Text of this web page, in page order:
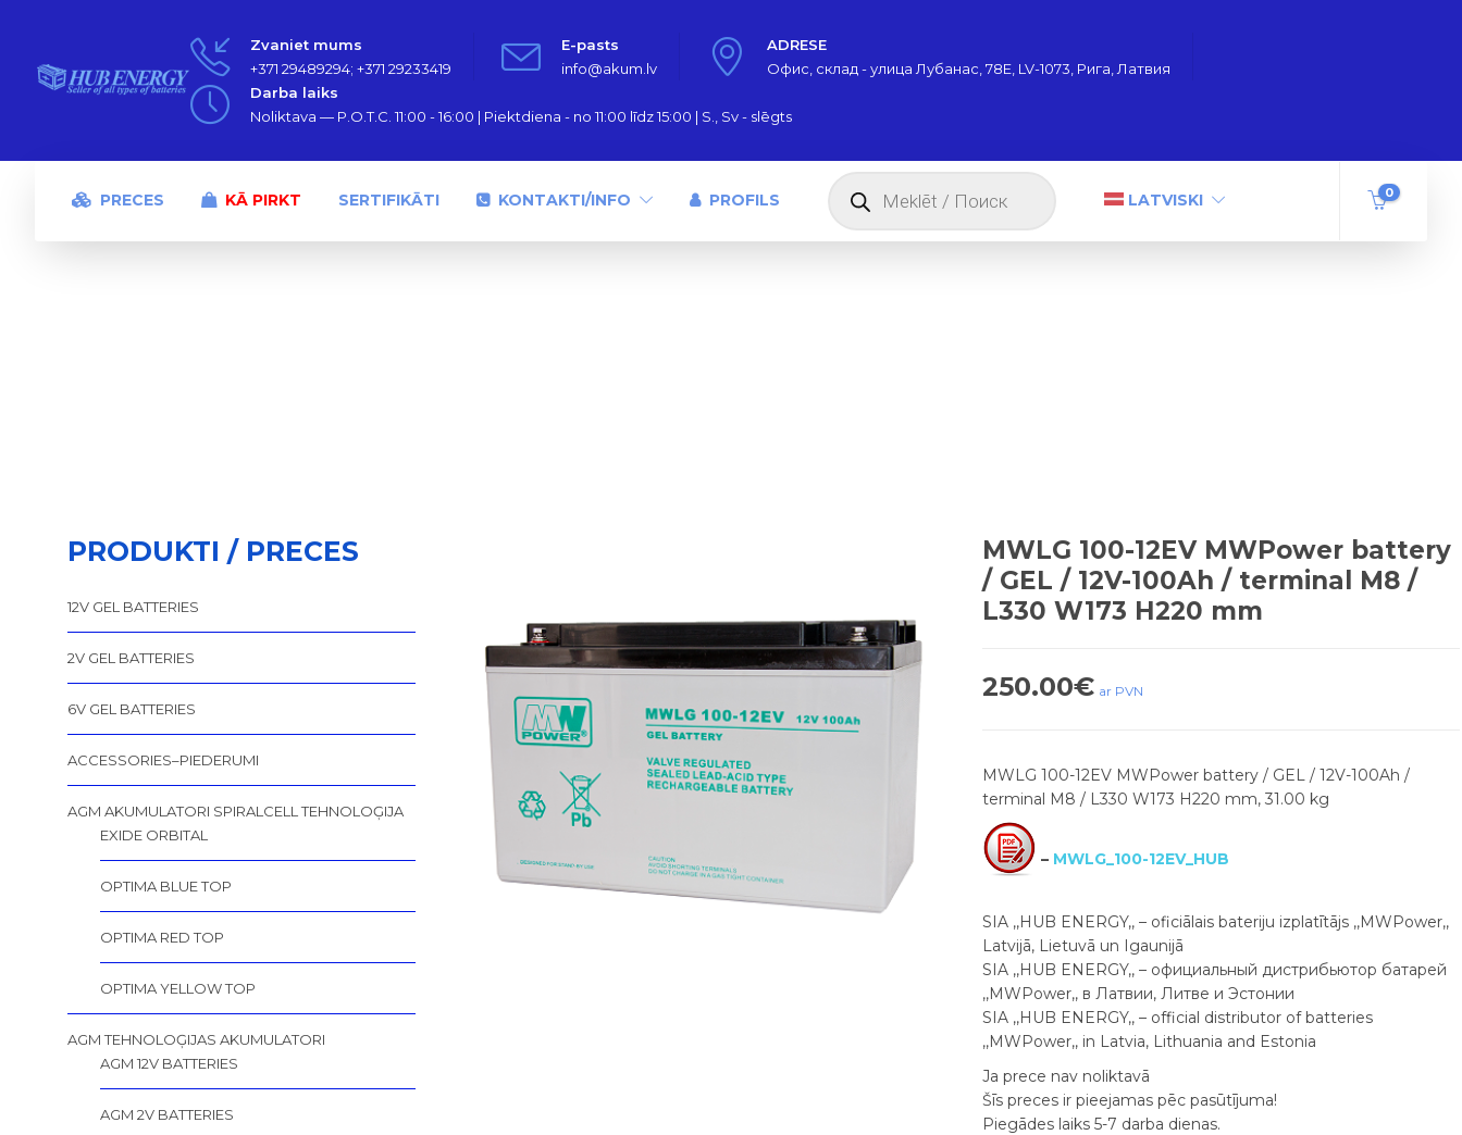
Zvaniet mums
+371 29489294; +371 29233419
E-pasts
info@akum.lv
ADRESE
Офис, склад - улица Лубанас, 78Е, LV-1073, Рига, Латвия
Darba laiks
Noliktava — P.O.T.C. 11:00 - 16:00 | Piektdiena - no 11:00 līdz 15:00 | S., Sv - slēgts
PRECES KĀ PIRKT SERTIFIKĀTI KONTAKTI/INFO PROFILS
Products
search LATVISKI 0
MWLG 100-12EV MWPower battery
/ GEL / 12V-100Ah / terminal M8 /
L330 W173 H220 mm
250.00€ ar PVN
MWLG 100-12EV MWPower battery / GEL / 12V-100Ah /
terminal M8 / L330 W173 H220 mm, 31.00 kg
– MWLG_100-12EV_HUB
SIA ,,HUB ENERGY,, – oficiālais bateriju izplatītājs ,,MWPower,,
Latvijā, Lietuvā un Igaunijā
SIA ,,HUB ENERGY,, – официальный дистрибьютор батарей
,,MWPower,, в Латвии, Литве и Эстонии
SIA ,,HUB ENERGY,, – official distributor of batteries
,,MWPower,, in Latvia, Lithuania and Estonia
Ja prece nav noliktavā
Šīs preces ir pieejamas pēc pasūtījuma!
Piegādes laiks 5-7 darba dienas.
PRODUKTI / PRECES
12V GEL BATTERIES
2V GEL BATTERIES
6V GEL BATTERIES
ACCESSORIES–PIEDERUMI
AGM AKUMULATORI SPIRALCELL TEHNOLOĢIJA
EXIDE ORBITAL
OPTIMA BLUE TOP
OPTIMA RED TOP
OPTIMA YELLOW TOP
AGM TEHNOLOĢIJAS AKUMULATORI
AGM 12V BATTERIES
AGM 2V BATTERIES